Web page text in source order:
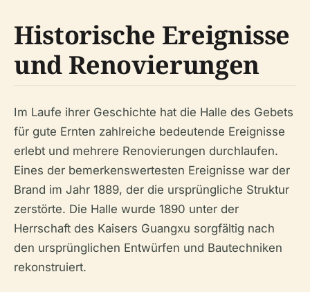
Historische Ereignisse
und Renovierungen
Im Laufe ihrer Geschichte hat die Halle des Gebets
für gute Ernten zahlreiche bedeutende Ereignisse
erlebt und mehrere Renovierungen durchlaufen.
Eines der bemerkenswertesten Ereignisse war der
Brand im Jahr 1889, der die ursprüngliche Struktur
zerstörte. Die Halle wurde 1890 unter der
Herrschaft des Kaisers Guangxu sorgfältig nach
den ursprünglichen Entwürfen und Bautechniken
rekonstruiert.